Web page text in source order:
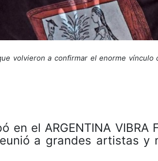
volvieron a confirmar el enorme vínculo
el ARGENTINA VIBRA
a grandes artistas y